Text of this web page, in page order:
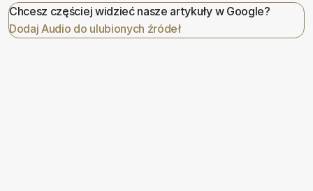
Chcesz częściej widzieć nasze artykuły w Google?
Dodaj Audio do ulubionych źródeł